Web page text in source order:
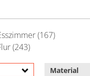
(167)
(243)
Material